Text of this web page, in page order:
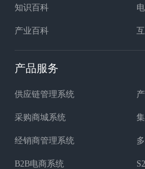
知识百科
产业百科
产品服务
供应链管理系统
采购商城系统
经销商管理系统
B2B电商系统